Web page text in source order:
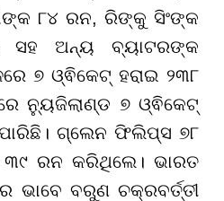
୮୪ ରନ, ରିଙ୍କୁ ସିଂଙ୍କ
ସହ ଅନ୍ୟ ବ୍ୟାଟରଙ୍କ
୭ ଓ୍ଵିକେଟ୍ ହରାଇ ୨୩୮
ନ୍ୟୁଜିଲାଣ୍ଡ ୭ ଓ୍ଵିକେଟ୍
ଗ୍ଲେନ ଫିଲିପ୍ସ ୭୮
ରନ କରିଥିଲେ। ଭାରତ
ଭାବେ ବରୁଣ ଚକ୍ରବର୍ତ୍ତୀ